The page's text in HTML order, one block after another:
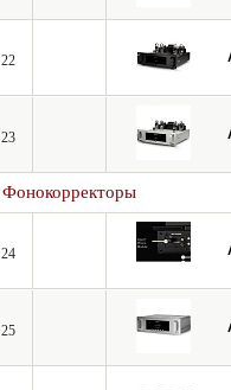
22
23
Фонокорректоры
24
25